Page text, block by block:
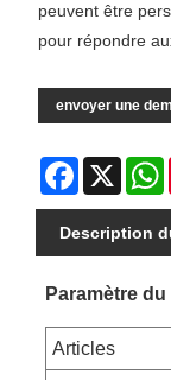
peuvent être
pour répondre
envoyer une
Facebook
X
Description
Paramètre
Articles